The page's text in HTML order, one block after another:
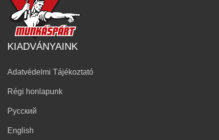
KIADVÁNYAINK
Adatvédelmi Tájékoztató
Régi honlapunk
Русский
English